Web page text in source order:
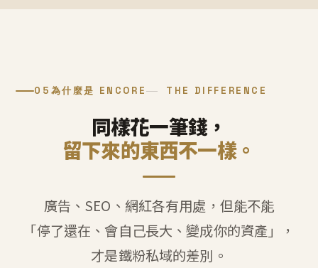
05 為什麼是 ENCORE THE DIFFERENCE
同樣花一筆錢，
留下來的東西不一樣。
廣告、SEO、網紅各有用處，但能不能
「停了還在、會自己長大、變成你的資產」，
才是鐵粉私域的差別。